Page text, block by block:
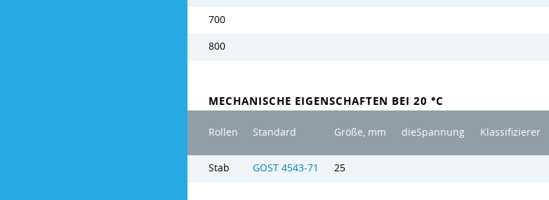
700
800
MECHANISCHE EIGENSCHAFTEN BEI 20 °C
Rollen Standard Größe, mm dieSpannung Klassifizierer
Stab GOST 4543-71 25